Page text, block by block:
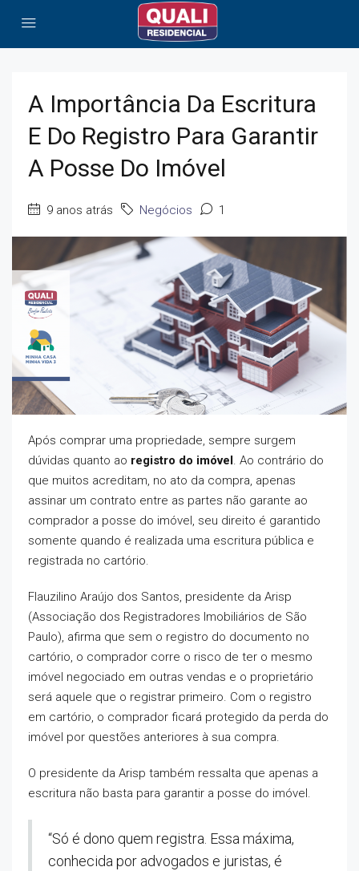
A Importância Da Escritura
E Do Registro Para Garantir
A Posse Do Imóvel
9 anos atrás Negócios 1
Após comprar uma propriedade, sempre surgem
dúvidas quanto ao registro do imóvel. Ao contrário do
que muitos acreditam, no ato da compra, apenas
assinar um contrato entre as partes não garante ao
comprador a posse do imóvel, seu direito é garantido
somente quando é realizada uma escritura pública e
registrada no cartório.
Flauzilino Araújo dos Santos, presidente da Arisp
(Associação dos Registradores Imobiliários de São
Paulo), afirma que sem o registro do documento no
cartório, o comprador corre o risco de ter o mesmo
imóvel negociado em outras vendas e o proprietário
será aquele que o registrar primeiro. Com o registro
em cartório, o comprador ficará protegido da perda do
imóvel por questões anteriores à sua compra.
O presidente da Arisp também ressalta que apenas a
escritura não basta para garantir a posse do imóvel.
“Só é dono quem registra. Essa máxima,
conhecida por advogados e juristas, é